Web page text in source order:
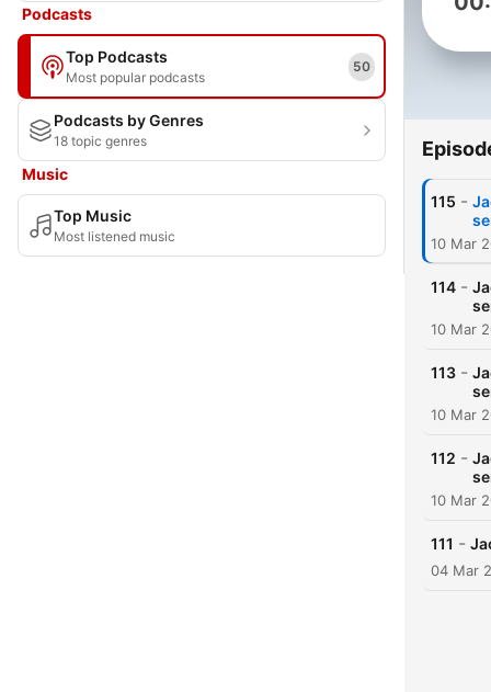
Podcasts
Top Podcasts
Most popular podcasts
50
Podcasts by Genres
18 topic genres
Music
Top Music
Most listened music
115 -
10 Mar
114 -
10 Mar
113 -
10 Mar
112 -
10 Mar
111 -
04 Mar